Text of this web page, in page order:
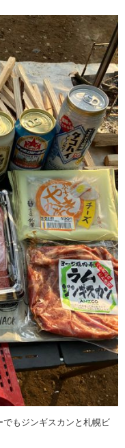
もジンギスカンと札幌ビ